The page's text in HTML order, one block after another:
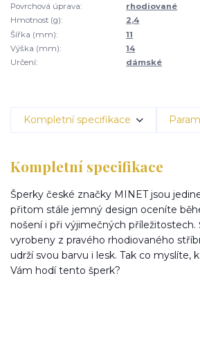
Povrchová úprava:
rhodiované
Hmotnost (g):
2,4
Šířka (mm):
11
Výška (mm):
14
Určení:
dámské
Kompletní specifikace
Kompletní specifikace
Šperky české značky MINET jsou
přitom stále jemný design oceníte
nošení i při výjimečných příležitostech.
vyrobeny z pravého rhodiovaného
udrží svou barvu i lesk. Tak co myslíte,
Vám hodí tento šperk?